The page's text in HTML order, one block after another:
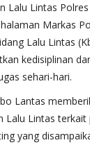
Lalu Lintas
Markas
Lalu Lintas
kedisiplinan
sehari-hari.
Lantas
Lalu Lintas terkait
yang